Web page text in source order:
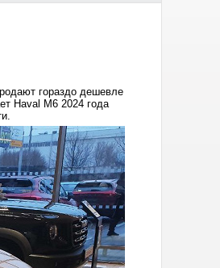
гораздо дешевле
Haval M6 2024 года